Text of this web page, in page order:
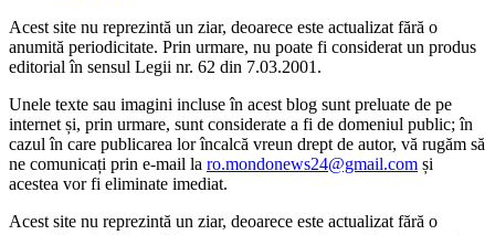
Acest site nu reprezintă un ziar, deoarece este actualizat fără o
anumită periodicitate. Prin urmare, nu poate fi considerat un produs
editorial în sensul Legii nr. 62 din 7.03.2001.
Unele texte sau imagini incluse în acest blog sunt preluate de pe
internet și, prin urmare, sunt considerate a fi de domeniul public; în
cazul în care publicarea lor încalcă vreun drept de autor, vă rugăm să
ne comunicați prin e-mail la ro.mondonews24@gmail.com și
acestea vor fi eliminate imediat.
Acest site nu reprezintă un ziar, deoarece este actualizat fără o